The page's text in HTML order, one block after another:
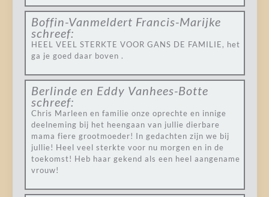
Boffin-Vanmeldert Francis-Marijke
schreef:
HEEL VEEL STERKTE VOOR GANS DE FAMILIE, het
ga je goed daar boven .
Berlinde en Eddy Vanhees-Botte
schreef:
Chris Marleen en familie onze oprechte en innige
deelneming bij het heengaan van jullie dierbare
mama fiere grootmoeder! In gedachten zijn we bij
jullie! Heel veel sterkte voor nu morgen en in de
toekomst! Heb haar gekend als een heel aangename
vrouw!